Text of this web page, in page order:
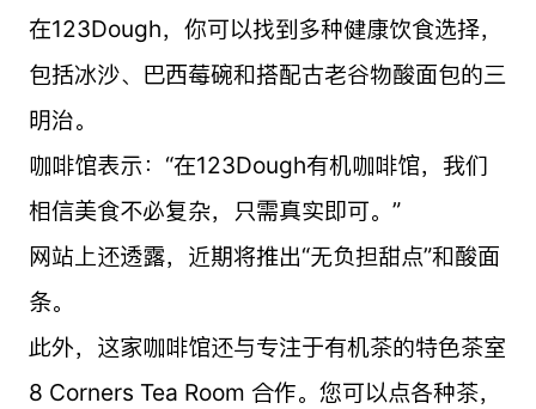
在123Dough，你可以找到多种健康饮食选择，
包括冰沙、巴西莓碗和搭配古老谷物酸面包的三
明治。
咖啡馆表示：“在123Dough有机咖啡馆，我们
相信美食不必复杂，只需真实即可。”
网站上还透露，近期将推出“无负担甜点”和酸面
条。
此外，这家咖啡馆还与专注于有机茶的特色茶室
8 Corners Tea Room 合作。您可以点各种茶，